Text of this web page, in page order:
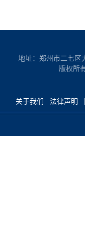
地址：郑州市二七区
版权所
关于我们 法律声明